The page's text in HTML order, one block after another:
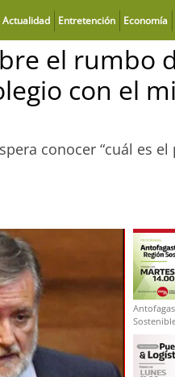
Actualidad Entretención Economía
el rumbo
con el
conocer “cuál es
técnicas